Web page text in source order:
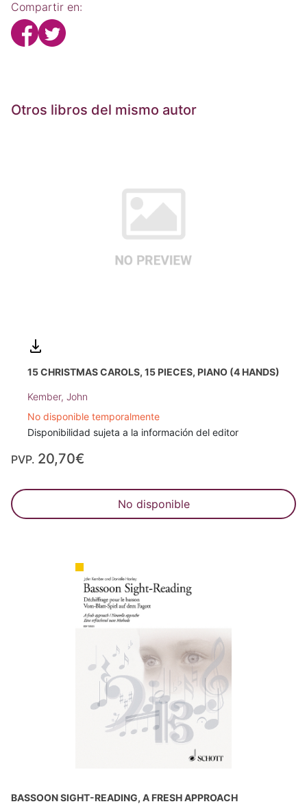
Compartir en:
Otros libros del mismo autor
15 CHRISTMAS CAROLS, 15 PIECES, PIANO (4 HANDS)
Kember, John
No disponible temporalmente
Disponibilidad sujeta a la información del editor
PVP. 20,70€
No disponible
BASSOON SIGHT-READING, A FRESH APPROACH